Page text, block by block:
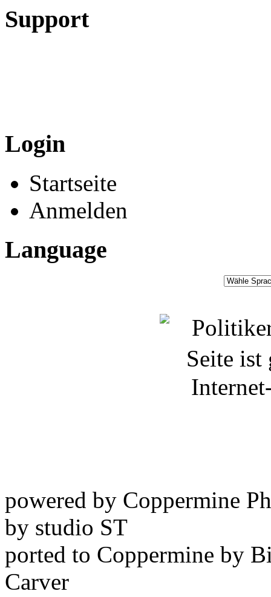
Support
Login
Startseite
Anmelden
Language
powered by Coppermine
by studio ST
ported to Coppermine by
Carver